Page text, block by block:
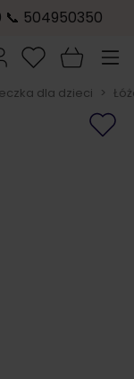
504950350
dla dzieci >